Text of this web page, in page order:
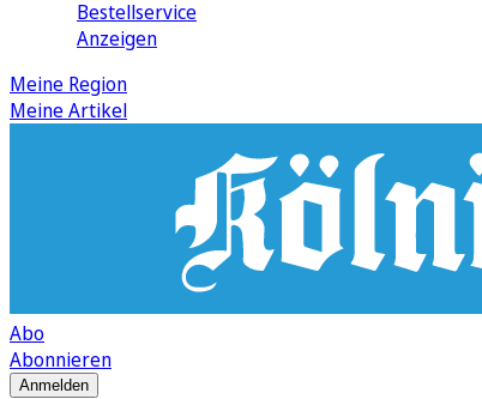
Bestellservice
Anzeigen
Meine Region
Meine Artikel
Abo
Abonnieren
Anmelden